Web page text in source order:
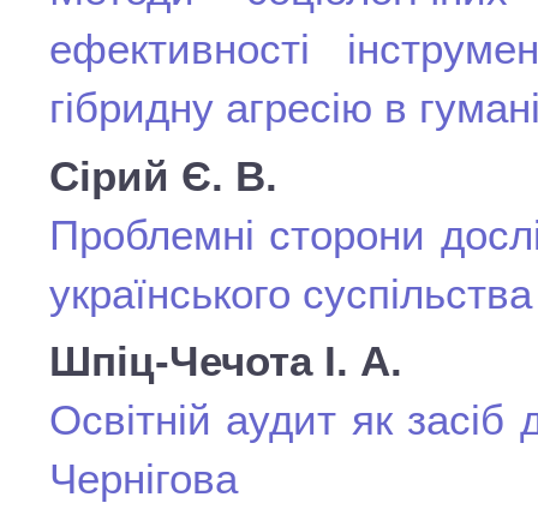
ефективності
гібридну агресію в
Сірий Є. В.
Проблемні сторони
українського суспільства
Шпіц-Чечота І. А.
Освітній аудит як засіб
Чернігова